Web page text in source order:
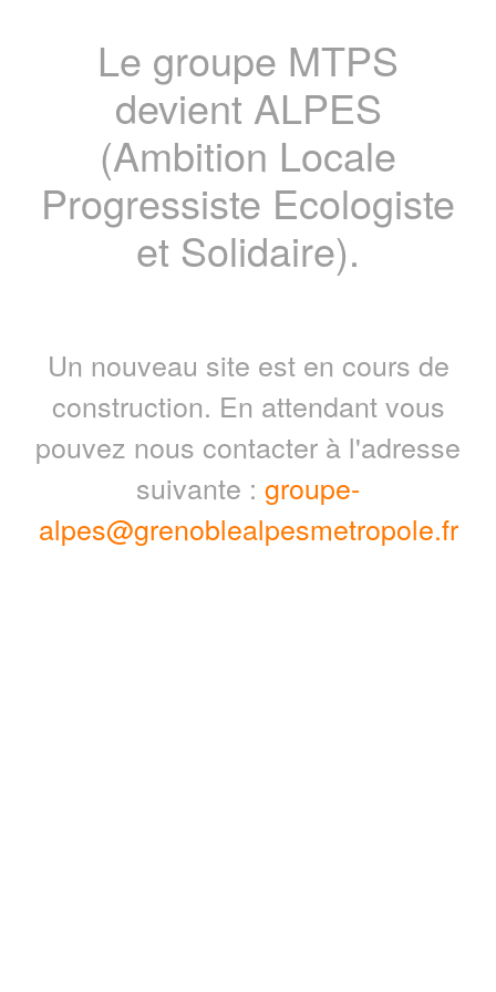
Le groupe MTPS
devient ALPES
(Ambition Locale
Progressiste Ecologiste
et Solidaire).
Un nouveau site est en cours de
construction. En attendant vous
pouvez nous contacter à l'adresse
suivante : groupe-
alpes@grenoblealpesmetropole.fr